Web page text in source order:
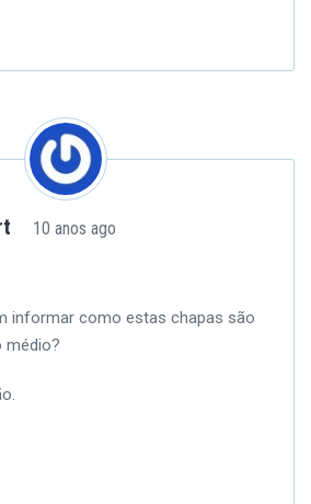
10 anos ago
informar como estas chapas são
médio?